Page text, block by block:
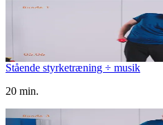
Stående styrketræning ÷ musik
20 min.